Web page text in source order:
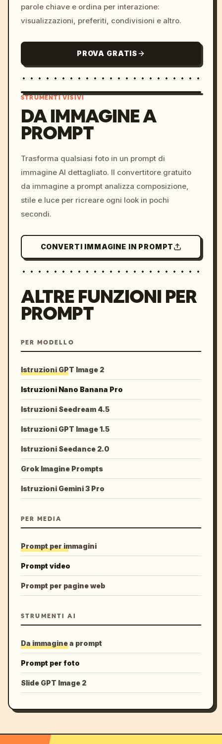
parole chiave e ordina per interazione:
visualizzazioni, preferiti, condivisioni e altro.
PROVA GRATIS
colors, 8k --v 6.0
STRUMENTI VISIVI
DA IMMAGINE A
PROMPT
Trasforma qualsiasi foto in un prompt di
immagine AI dettagliato. Il convertitore gratuito
da immagine a prompt analizza composizione,
stile e luce per ricreare ogni look in pochi
secondi.
CONVERTI IMMAGINE IN PROMPT
ALTRE FUNZIONI PER
PROMPT
PER MODELLO
Istruzioni GPT Image 2
Istruzioni Nano Banana Pro
Istruzioni Seedream 4.5
Istruzioni GPT Image 1.5
Istruzioni Seedance 2.0
Grok Imagine Prompts
Istruzioni Gemini 3 Pro
PER MEDIA
Prompt per immagini
Prompt video
Prompt per pagine web
STRUMENTI AI
Da immagine a prompt
Prompt per foto
Slide GPT Image 2